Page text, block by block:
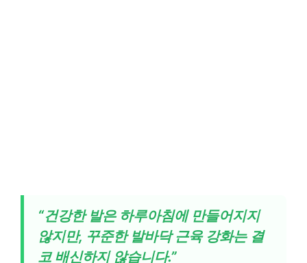
“건강한 발은 하루아침에 만들어지지
않지만, 꾸준한 발바닥 근육 강화는 결
코 배신하지 않습니다.”